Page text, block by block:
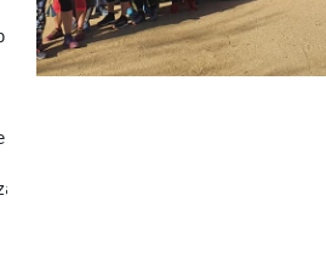
a las 9.00h previo a la
de Kaikuta - Barrio del Rieral)
y guardarropa.